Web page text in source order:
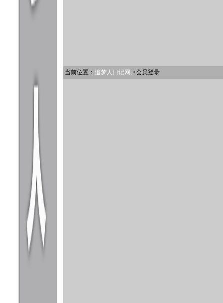
当前位置： 追梦人日记网->会员登录